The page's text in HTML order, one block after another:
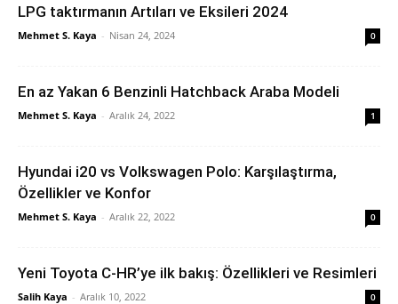
LPG taktırmanın Artıları ve Eksileri 2024
Mehmet S. Kaya - Nisan 24, 2024 0
En az Yakan 6 Benzinli Hatchback Araba Modeli
Mehmet S. Kaya - Aralık 24, 2022 1
Hyundai i20 vs Volkswagen Polo: Karşılaştırma,
Özellikler ve Konfor
Mehmet S. Kaya - Aralık 22, 2022 0
Yeni Toyota C-HR’ye ilk bakış: Özellikleri ve Resimleri
Salih Kaya - Aralık 10, 2022 0